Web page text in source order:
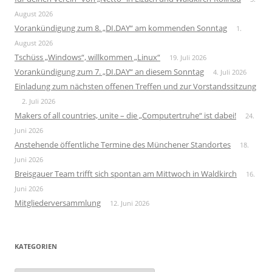
August 2026
Vorankündigung zum 8. „DI.DAY“ am kommenden Sonntag
1.
August 2026
Tschüss „Windows“, willkommen „Linux“ 19. Juli 2026
Vorankündigung zum 7. „DI.DAY“ an diesem Sonntag 4. Juli 2026
Einladung zum nächsten offenen Treffen und zur Vorstandssitzung
2. Juli 2026
Makers of all countries, unite – die „Computertruhe“ ist dabei!
24.
Juni 2026
Anstehende öffentliche Termine des Münchener Standortes
18.
Juni 2026
Breisgauer Team trifft sich spontan am Mittwoch in Waldkirch
16.
Juni 2026
Mitgliederversammlung 12. Juni 2026
KATEGORIEN